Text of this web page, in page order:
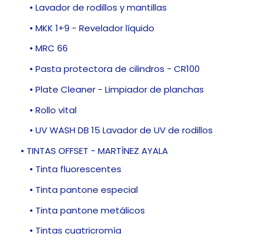
• Lavador de rodillos y mantillas
• MKK 1+9 - Revelador líquido
• MRC 66
• Pasta protectora de cilindros - CR100
• Plate Cleaner - Limpiador de planchas
• Rollo vital
• UV WASH DB 15 Lavador de UV de rodillos
• TINTAS OFFSET - MARTÍNEZ AYALA
• Tinta fluorescentes
• Tinta pantone especial
• Tinta pantone metálicos
• Tintas cuatricromía